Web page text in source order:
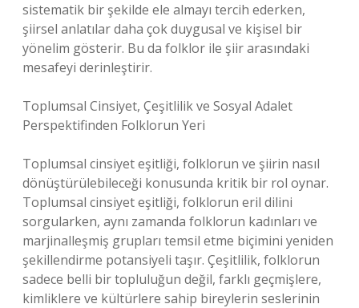
sistematik bir şekilde ele almayı tercih ederken,
şiirsel anlatılar daha çok duygusal ve kişisel bir
yönelim gösterir. Bu da folklor ile şiir arasındaki
mesafeyi derinleştirir.
Toplumsal Cinsiyet, Çeşitlilik ve Sosyal Adalet
Perspektifinden Folklorun Yeri
Toplumsal cinsiyet eşitliği, folklorun ve şiirin nasıl
dönüştürülebileceği konusunda kritik bir rol oynar.
Toplumsal cinsiyet eşitliği, folklorun eril dilini
sorgularken, aynı zamanda folklorun kadınları ve
marjinalleşmiş grupları temsil etme biçimini yeniden
şekillendirme potansiyeli taşır. Çeşitlilik, folklorun
sadece belli bir topluluğun değil, farklı geçmişlere,
kimliklere ve kültürlere sahip bireylerin seslerinin